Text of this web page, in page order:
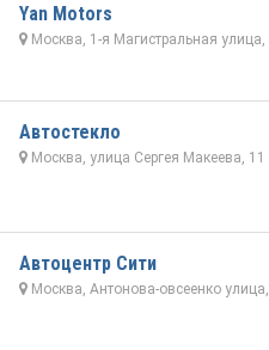
Yan Motors
Москва, 1-я Магистральная улица,
Автостекло
Москва, улица Сергея Макеева, 11
Автоцентр Сити
Москва, Антонова-овсеенко